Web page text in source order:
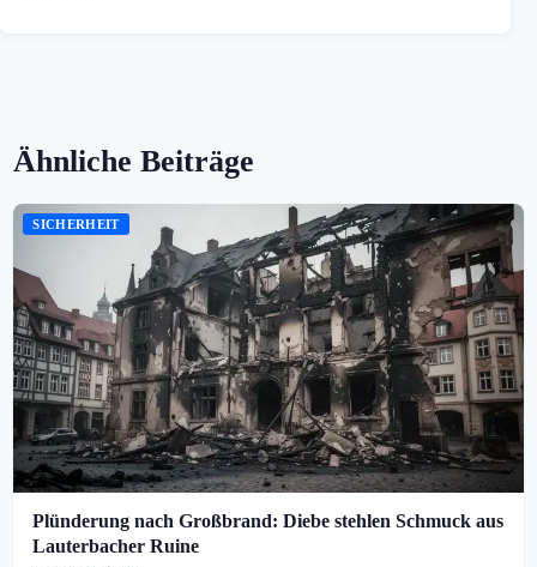
Ähnliche Beiträge
SICHERHEIT
Plünderung nach Großbrand: Diebe stehlen Schmuck aus
Lauterbacher Ruine